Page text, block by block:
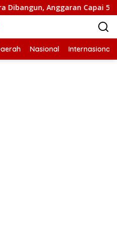
Anggaran Capai 500 M
Nasional Internasional